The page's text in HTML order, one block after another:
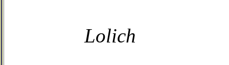
Lolich